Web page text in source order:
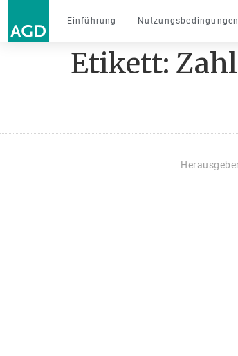
Einführung Nutzungsbedingungen
Etikett: